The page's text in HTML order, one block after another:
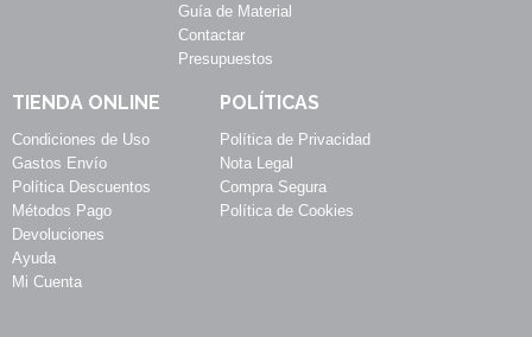
Guía de Material
Contactar
Presupuestos
TIENDA ONLINE
Condiciones de Uso
Gastos Envío
Política Descuentos
Métodos Pago
Devoluciones
Ayuda
Mi Cuenta
POLÍTICAS
Política de Privacidad
Nota Legal
Compra Segura
Política de Cookies